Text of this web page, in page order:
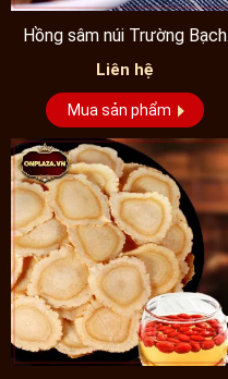
Hồng sâm núi Trường Bạch
cao cấp thái lát không...
Liên hệ
Mua sản phẩm